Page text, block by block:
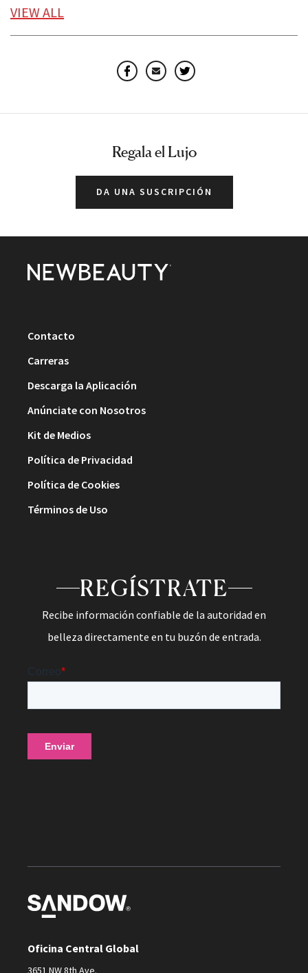
CUIDADO DE LA PIEL
VIEWALL
Facebook
EmailTwitter
Regala el Lujo
DA UNA SUSCRIPCIÓN
Contacto
Carreras
Descarga la Aplicación
Anúnciate con Nosotros
Kit de Medios
Política de Privacidad
Política de Cookies
Términos de Uso
REGÍSTRATE
Recibe información confiable de la autoridad en
belleza directamente en tu buzón de entrada.
Oficina Central Global
3651 NW 8th Ave.